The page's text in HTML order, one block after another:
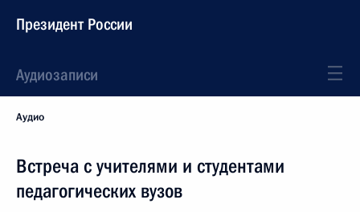
Президент России
Аудиозаписи
Аудио
Встреча с учителями и студентами
педагогических вузов